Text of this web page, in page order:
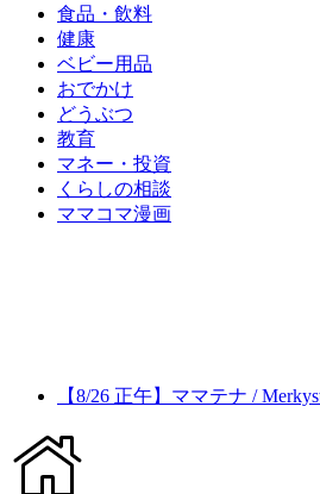
食品・飲料
健康
ベビー用品
おでかけ
どうぶつ
教育
マネー・投資
くらしの相談
ママコマ漫画
【8/26 正午】ママテナ /